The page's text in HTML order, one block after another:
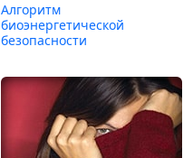
Алгоритм
биоэнергетической
безопасности